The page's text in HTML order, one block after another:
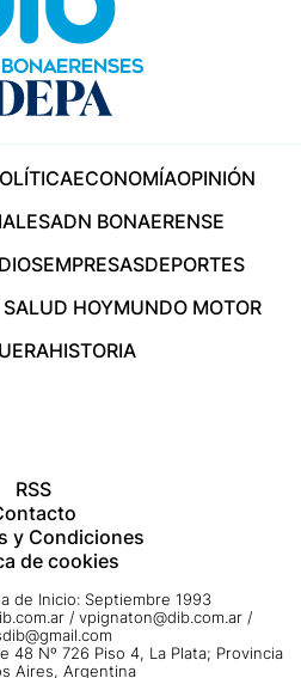
ECONOMÍAOPINIÓN
ADN BONAERENSE
EMPRESASDEPORTES
HOYMUNDO MOTOR
HISTORIA
RSS
y Condiciones
de cookies
de Inicio: Septiembre 1993
/ vpignaton@dib.com.ar /
48 Nº 726 Piso 4, La Plata; Provincia
Aires, Argentina